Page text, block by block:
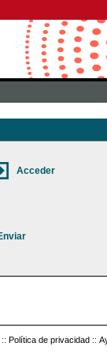
:: Política de privacidad ::